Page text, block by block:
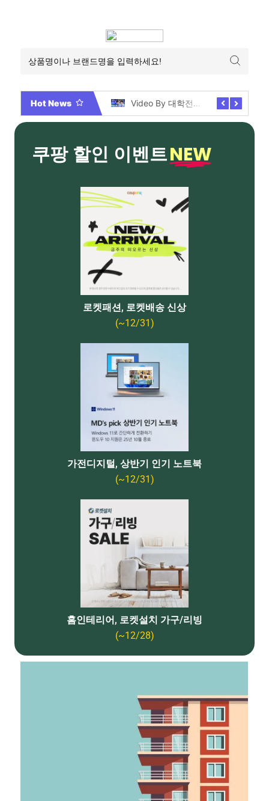
Hot News Video By 대학전쟁 시즌 3 전편 공개 완료!
쿠팡 할인 이벤트NEW
로켓패션, 로켓배송 신상
(~12/31)
가전디지털, 상반기 인기 노트북
(~12/31)
홈인테리어, 로켓설치 가구/리빙
(~12/28)